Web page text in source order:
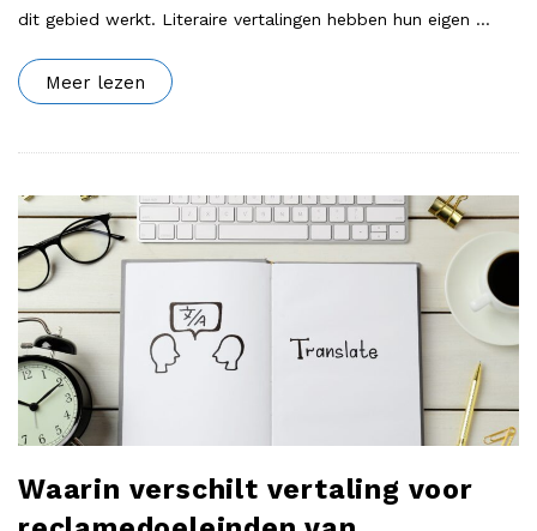
dit gebied werkt. Literaire vertalingen hebben hun eigen …
Meer lezen
Waarin verschilt vertaling voor